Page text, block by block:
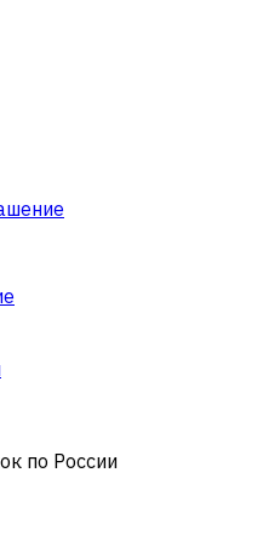
по России